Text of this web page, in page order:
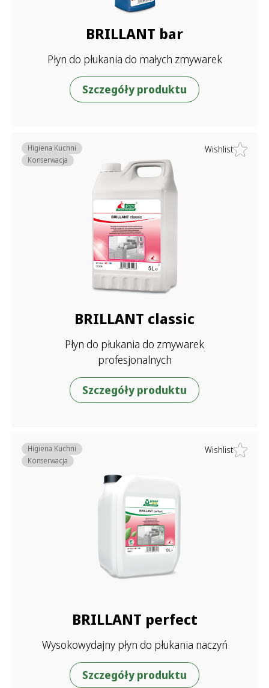
BRILLANT bar
Płyn do płukania do małych zmywarek
Szczegóły produktu
Wishlist
BRILLANT classic
Płyn do płukania do zmywarek
profesjonalnych
Higiena Kuchni
Konserwacja
Szczegóły produktu
Wishlist
BRILLANT perfect
Wysokowydajny płyn do płukania naczyń
Higiena Kuchni
Konserwacja
Szczegóły produktu